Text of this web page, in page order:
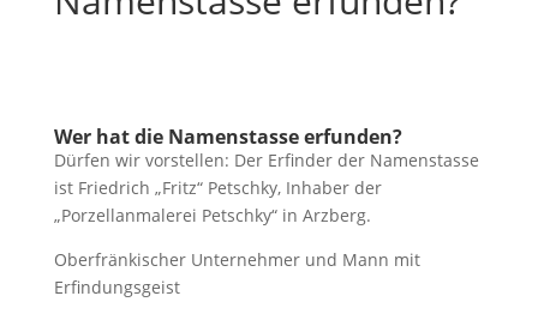
Wer hat die Namenstasse erfunden?
Dürfen wir vorstellen: Der Erfinder der Namenstasse
ist Friedrich „Fritz“ Petschky, Inhaber der
„Porzellanmalerei Petschky“ in Arzberg.
Oberfränkischer Unternehmer und Mann mit
Erfindungsgeist